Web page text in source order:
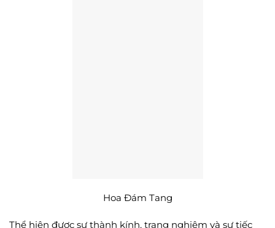
Hoa Đám Tang
Thể hiện được sự thành kính, trang nghiêm và sự tiếc